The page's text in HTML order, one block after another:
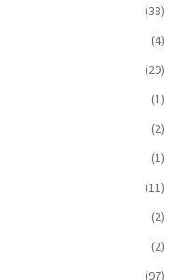
(38)
(4)
(29)
(1)
(2)
(1)
(11)
(2)
(2)
(97)